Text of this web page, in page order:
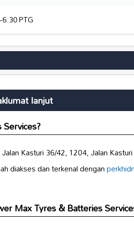
PTG
lanjut
Kasturi 36/42, 1204, Jalan
diakses dan terkenal dengan
Max Tyres & Batteries